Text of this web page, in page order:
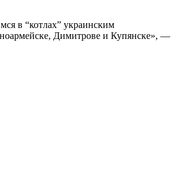
в “котлах” украинским
Димитрове и Купянске», —